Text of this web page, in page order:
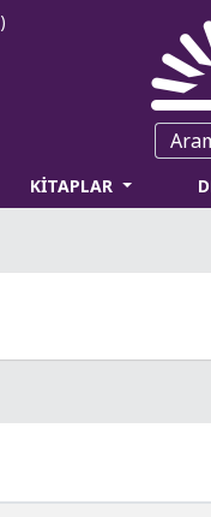
)
KİTAPLAR